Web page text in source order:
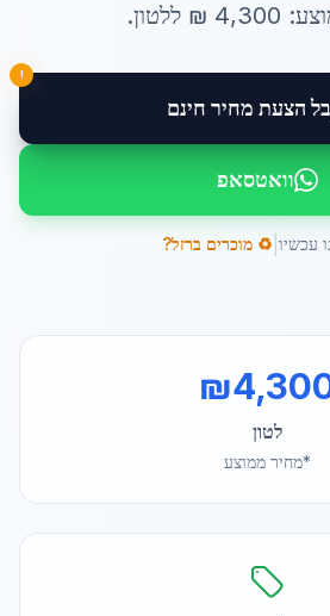
4,300 ₪ ללטון.
הצעת מחיר חינם
!
וואטסאפ
עכשיו ♻️ מוכרים ברזל?
₪
לטון
*מחיר ממוצע